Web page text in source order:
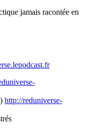
jamais racontée en
http://reduniverse-